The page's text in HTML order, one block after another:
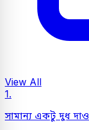
View All
1.
সামান্য একটু দুধ